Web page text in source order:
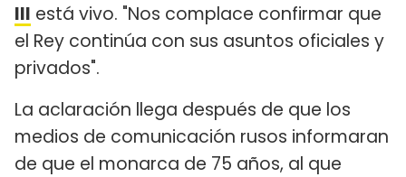
III está vivo. "Nos complace confirmar que
el Rey continúa con sus asuntos oficiales y
privados".
La aclaración llega después de que los
medios de comunicación rusos informaran
de que el monarca de 75 años, al que